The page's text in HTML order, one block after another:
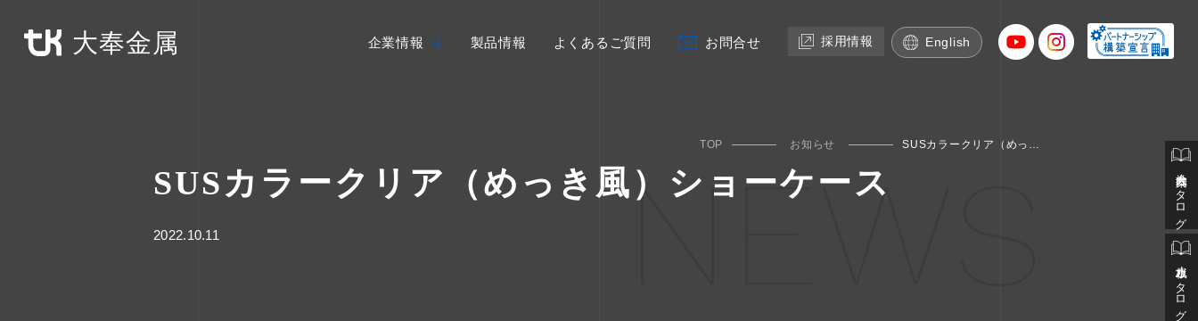
大奉金属 企業情報 製品情報 よくあるご質問 お問合せ 採用情報 English
会社案内カタログ
止水板カタログ
SUSカラークリア（めっき風）ショーケース
2022.10.11
TOP お知らせ SUSカラークリア（めっき風）ショーケース
NEWS